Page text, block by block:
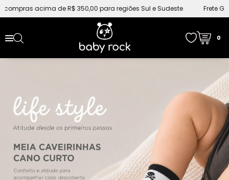
Pular para o conteúdo
acima de R$ 350,00 para regiões Sul e Sudeste Frete Grátis em
0